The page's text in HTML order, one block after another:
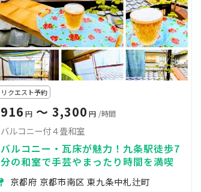
リクエスト予約
916 円〜 3,300 円 /時間
バルコニー付４畳和室
バルコニー・瓦床が魅力！九条駅徒歩7
分の和室で手芸やまったり時間を満喫
京都府 京都市南区 東九条中札辻町